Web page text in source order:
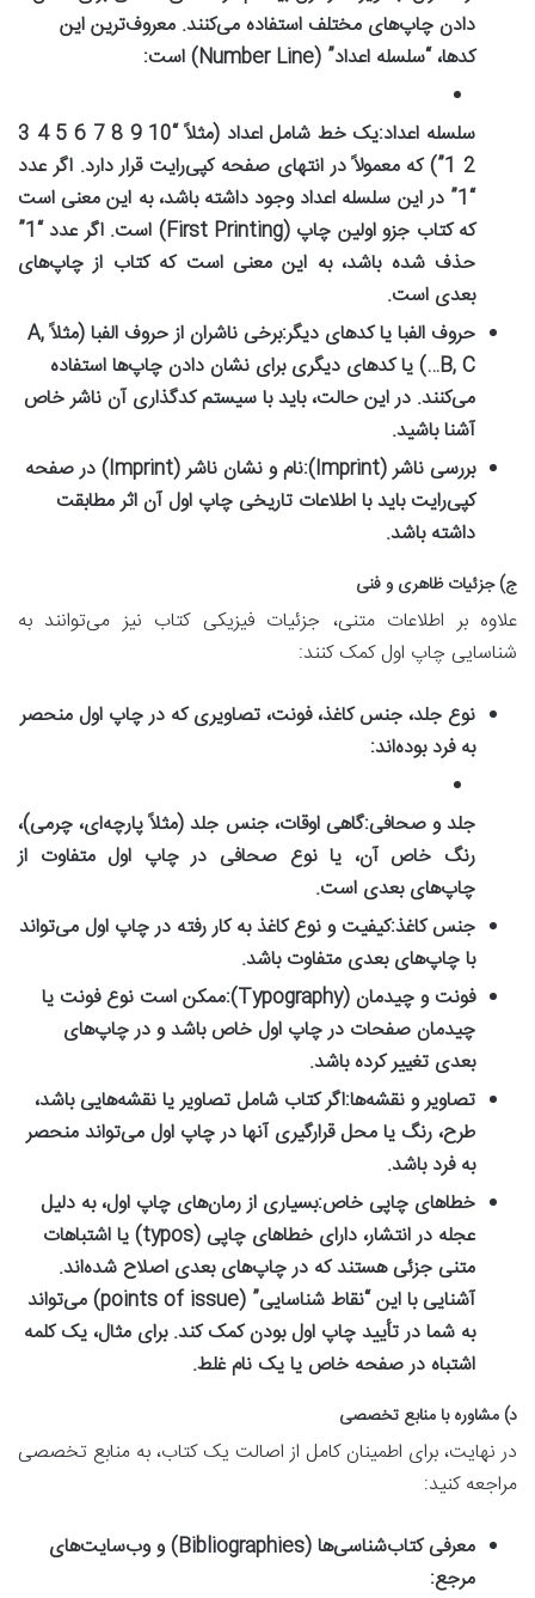
دادن چاپ‌های مختلف استفاده می‌کنند. معروف‌ترین این
کدها، “سلسله اعداد” (Number Line) است:
سلسله اعداد:
یک خط شامل اعداد (مثلاً “10 9 8 7 6 5 4 3
2 1”) که معمولاً در انتهای صفحه کپی‌رایت قرار دارد. اگر عدد
“1” در این سلسله اعداد وجود داشته باشد، به این معنی است
که کتاب جزو اولین چاپ (First Printing) است. اگر عدد “1”
حذف شده باشد، به این معنی است که کتاب از چاپ‌های
بعدی است.
حروف الفبا یا کدهای دیگر:
برخی ناشران از حروف الفبا (مثلاً A,
B, C…) یا کدهای دیگری برای نشان دادن چاپ‌ها استفاده
می‌کنند. در این حالت، باید با سیستم کدگذاری آن ناشر خاص
آشنا باشید.
بررسی ناشر (Imprint):
نام و نشان ناشر (Imprint) در صفحه
کپی‌رایت باید با اطلاعات تاریخی چاپ اول آن اثر مطابقت
داشته باشد.
ج) جزئیات ظاهری و فنی
علاوه بر اطلاعات متنی، جزئیات فیزیکی کتاب نیز می‌توانند به
شناسایی چاپ اول کمک کنند:
نوع جلد، جنس کاغذ، فونت، تصاویری که در چاپ اول منحصر
به فرد بوده‌اند:
جلد و صحافی:گاهی اوقات، جنس جلد (مثلاً پارچه‌ای، چرمی)،
رنگ خاص آن، یا نوع صحافی در چاپ اول متفاوت از
چاپ‌های بعدی است.
جنس کاغذ:کیفیت و نوع کاغذ به کار رفته در چاپ اول می‌تواند
با چاپ‌های بعدی متفاوت باشد.
فونت و چیدمان (Typography):
ممکن است نوع فونت یا
چیدمان صفحات در چاپ اول خاص باشد و در چاپ‌های
بعدی تغییر کرده باشد.
تصاویر و نقشه‌ها:اگر کتاب شامل تصاویر یا نقشه‌هایی باشد،
طرح، رنگ یا محل قرارگیری آنها در چاپ اول می‌تواند منحصر
به فرد باشد.
خطاهای چاپی خاص:بسیاری از رمان‌های چاپ اول، به دلیل
عجله در انتشار، دارای خطاهای چاپی (typos) یا اشتباهات
متنی جزئی هستند که در چاپ‌های بعدی اصلاح شده‌اند.
آشنایی با این “نقاط شناسایی” (points of issue) می‌تواند
به شما در تأیید چاپ اول بودن کمک کند. برای مثال، یک کلمه
اشتباه در صفحه خاص یا یک نام غلط.
د) مشاوره با منابع تخصصی
در نهایت، برای اطمینان کامل از اصالت یک کتاب، به منابع تخصصی
مراجعه کنید:
معرفی کتاب‌شناسی‌ها (Bibliographies) و وب‌سایت‌های
مرجع: